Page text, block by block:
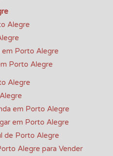
Alegre
em Porto Alegre
Porto Alegre
Alegre
em Porto Alegre
em Porto Alegre
de Porto Alegre
Alegre para Vender